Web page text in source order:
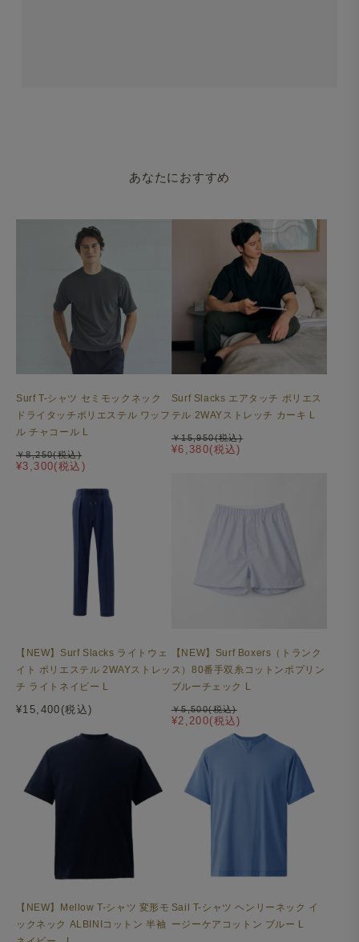
あなたにおすすめ
Surf T-シャツ セミモックネック
ドライタッチポリエステル ワッフ
ル チャコール L
¥3,300(税込)
￥8,250(税込)
Surf Slacks エアタッチ ポリエス
テル 2WAYストレッチ カーキ L
¥6,380(税込)
￥15,950(税込)
【NEW】Surf Slacks ライトウェ
イト ポリエステル 2WAYストレッ
チ ライトネイビー L
¥15,400(税込)
【NEW】Surf Boxers（トランク
ス）80番手双糸コットンポプリン
ブルーチェック L
¥2,200(税込)
￥5,500(税込)
【NEW】Mellow T-シャツ 変形モ
ックネック ALBINIコットン 半袖
Sail T-シャツ ヘンリーネック イ
ージーケアコットン ブルー L